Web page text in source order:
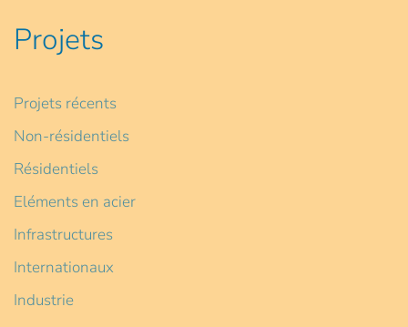
Projets
Projets récents
Non-résidentiels
Résidentiels
Eléments en acier
Infrastructures
Internationaux
Industrie